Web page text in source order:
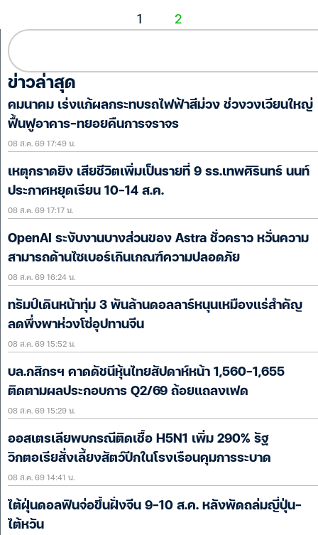
1 2
ข่าวล่าสุด
คมนาคม เร่งแก้ผลกระทบรถไฟฟ้าสีม่วง ช่วงวงเวียนใหญ่
ฟื้นฟูอาคาร-ทยอยคืนการจราจร
08 ส.ค. 69 17:49 น.
เหตุกราดยิง เสียชีวิตเพิ่มเป็นรายที่ 9 รร.เทพศิรินทร์ นนท์
ประกาศหยุดเรียน 10-14 ส.ค.
08 ส.ค. 69 17:17 น.
OpenAI ระงับงานบางส่วนของ Astra ชั่วคราว หวั่นความ
สามารถด้านไซเบอร์เกินเกณฑ์ความปลอดภัย
08 ส.ค. 69 16:24 น.
ทรัมป์เดินหน้าทุ่ม 3 พันล้านดอลลาร์หนุนเหมืองแร่สำคัญ
ลดพึ่งพาห่วงโซ่อุปทานจีน
08 ส.ค. 69 15:52 น.
บล.กสิกรฯ คาดดัชนีหุ้นไทยสัปดาห์หน้า 1,560-1,655
ติดตามผลประกอบการ Q2/69 ถ้อยแถลงเฟด
08 ส.ค. 69 15:29 น.
ออสเตรเลียพบกรณีติดเชื้อ H5N1 เพิ่ม 290% รัฐ
วิกตอเรียสั่งเลี้ยงสัตว์ปีกในโรงเรือนคุมการระบาด
08 ส.ค. 69 14:41 น.
ไต้ฝุ่นดอลฟินจ่อขึ้นฝั่งจีน 9-10 ส.ค. หลังพัดถล่มญี่ปุ่น-
ไต้หวัน